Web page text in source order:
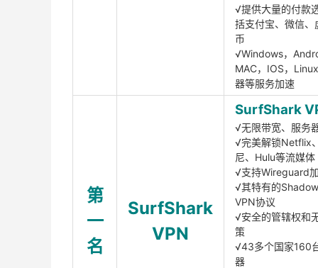
√提供大量的付款
括支付宝、微信、
币
√Windows，
MAC，IOS，
器等服务加速
第
一
名
SurfShark
VPN
SurfShark
√无限带宽、服务
√完美解锁Netflix
尼、Hulu等流媒体
√支持Wireguard
√其特有的
VPN协议
√安全的管辖权和
策
√43多个国家160
器